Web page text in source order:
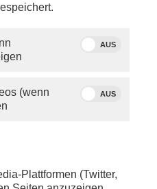
AUS
(wenn
AUS
Plattformen (Twitter,